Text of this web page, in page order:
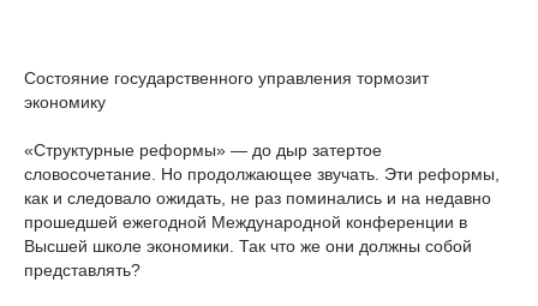
Состояние государственного управления тормозит
экономику
«Структурные реформы» — до дыр затертое
словосочетание. Но продолжающее звучать. Эти реформы,
как и следовало ожидать, не раз поминались и на недавно
прошедшей ежегодной Международной конференции в
Высшей школе экономики. Так что же они должны собой
представлять?